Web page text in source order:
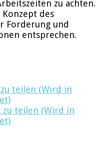
zu achten.
des
Forderung und
entsprechen.
teilen (Wird in
zu teilen (Wird in